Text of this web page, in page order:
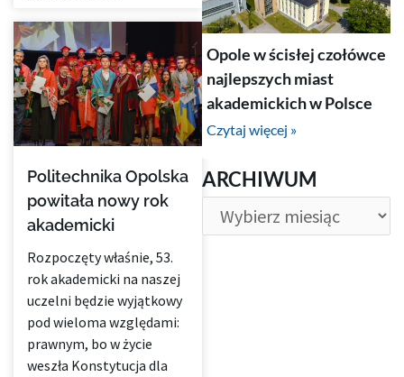
Politechnika Opolska
powitała nowy rok
akademicki
Rozpoczęty właśnie, 53.
rok akademicki na naszej
uczelni będzie wyjątkowy
pod wieloma względami:
prawnym, bo w życie
weszła Konstytucja dla
Opole w ścisłej czołówce
najlepszych miast
akademickich w Polsce
Czytaj więcej »
ARCHIWUM
ARCHIWUM